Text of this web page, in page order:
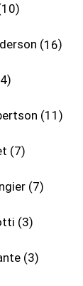
10
16
11
7
7
3
3